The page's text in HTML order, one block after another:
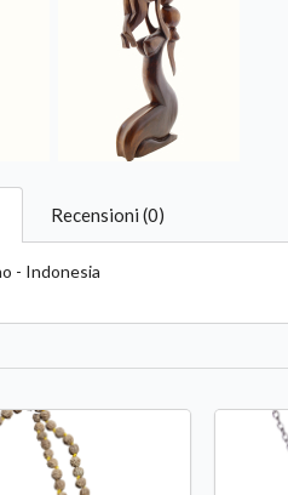
Recensioni (0)
- Indonesia